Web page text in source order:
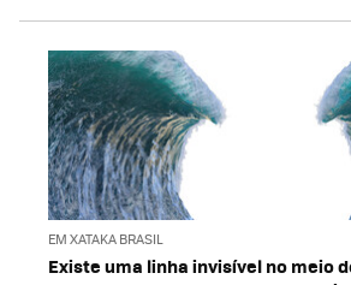
EM XATAKA BRASIL
Existe uma linha invisível no meio